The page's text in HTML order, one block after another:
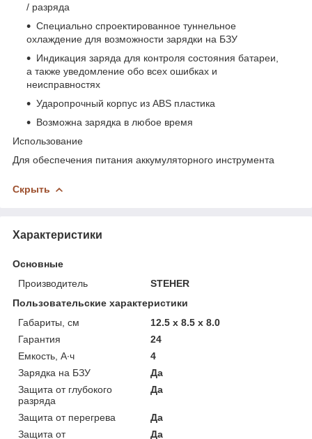
/ разряда
Специально спроектированное туннельное
охлаждение для возможности зарядки на БЗУ
Индикация заряда для контроля состояния батареи,
а также уведомление обо всех ошибках и
неисправностях
Ударопрочный корпус из ABS пластика
Возможна зарядка в любое время
Использование
Для обеспечения питания аккумуляторного инструмента
Скрыть
Характеристики
Основные
Производитель
STEHER
Пользовательские характеристики
Габариты, см
12.5 х 8.5 х 8.0
Гарантия
24
Емкость, А∙ч
4
Зарядка на БЗУ
Да
Защита от глубокого
разряда
Да
Защита от перегрева
Да
Защита от
Да